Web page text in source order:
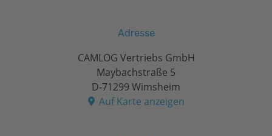
Adresse
CAMLOG Vertriebs GmbH
Maybachstraße 5
D-71299 Wimsheim
Auf Karte anzeigen